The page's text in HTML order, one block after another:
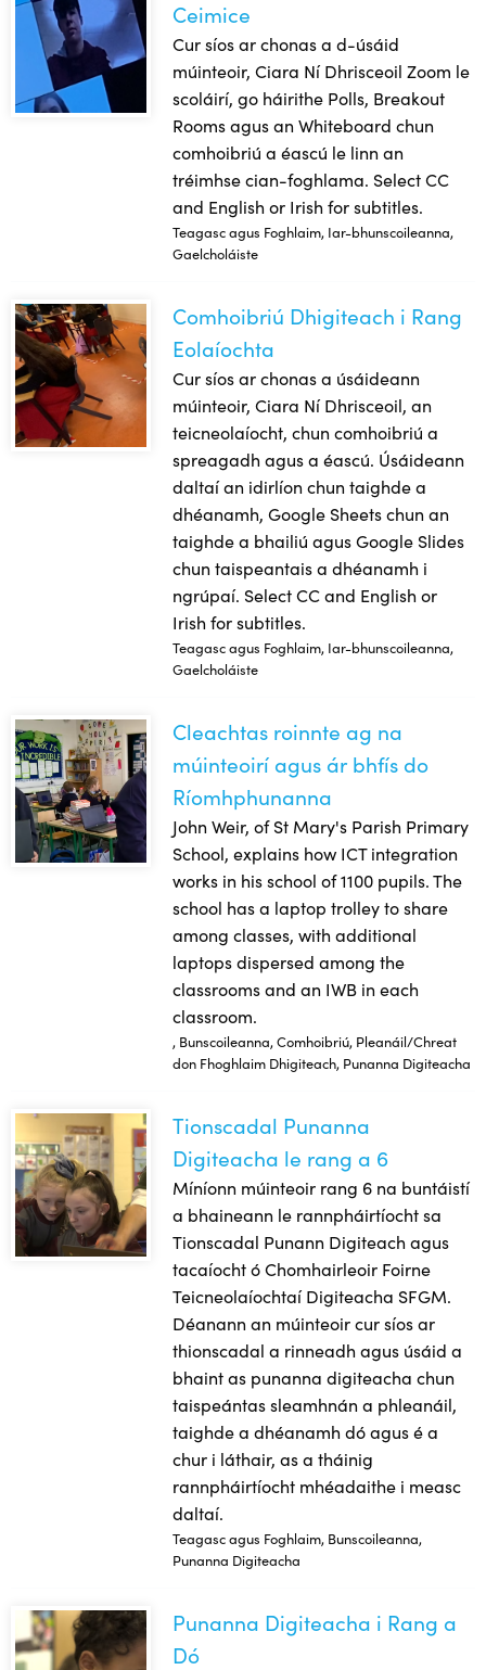
Ceimice
Cur síos ar chonas a d-úsáid
múinteoir, Ciara Ní Dhrisceoil Zoom le
scoláirí, go háirithe Polls, Breakout
Rooms agus an Whiteboard chun
comhoibriú a éascú le linn an
tréimhse cian-foghlama. Select CC
and English or Irish for subtitles.
Teagasc agus Foghlaim, Iar-bhunscoileanna,
Gaelcholáiste
Comhoibriú Dhigiteach i Rang Eolaíochta
Comhoibriú Dhigiteach i Rang
Eolaíochta
Cur síos ar chonas a úsáideann
múinteoir, Ciara Ní Dhrisceoil, an
teicneolaíocht, chun comhoibriú a
spreagadh agus a éascú. Úsáideann
daltaí an idirlíon chun taighde a
dhéanamh, Google Sheets chun an
taighde a bhailiú agus Google Slides
chun taispeantais a dhéanamh i
ngrúpaí. Select CC and English or
Irish for subtitles.
Teagasc agus Foghlaim, Iar-bhunscoileanna,
Gaelcholáiste
Cleachtas roinnte ag na múinteoirí agus ár bhfís do
Cleachtas roinnte ag na
múinteoirí agus ár bhfís do
Ríomhphunanna
John Weir, of St Mary's Parish Primary
School, explains how ICT integration
works in his school of 1100 pupils. The
school has a laptop trolley to share
among classes, with additional
laptops dispersed among the
classrooms and an IWB in each
classroom.
, Bunscoileanna, Comhoibriú, Pleanáil/Chreat
don Fhoghlaim Dhigiteach, Punanna Digiteacha
Tionscadal Punanna Digiteacha le rang a 6
Tionscadal Punanna
Digiteacha le rang a 6
Míníonn múinteoir rang 6 na buntáistí
a bhaineann le rannpháirtíocht sa
Tionscadal Punann Digiteach agus
tacaíocht ó Chomhairleoir Foirne
Teicneolaíochtaí Digiteacha SFGM.
Déanann an múinteoir cur síos ar
thionscadal a rinneadh agus úsáid a
bhaint as punanna digiteacha chun
taispeántas sleamhnán a phleanáil,
taighde a dhéanamh dó agus é a
chur i láthair, as a tháinig
rannpháirtíocht mhéadaithe i measc
daltaí.
Teagasc agus Foghlaim, Bunscoileanna,
Punanna Digiteacha
Punanna Digiteacha i Rang a DóPunanna Digiteacha i Rang a
Dó